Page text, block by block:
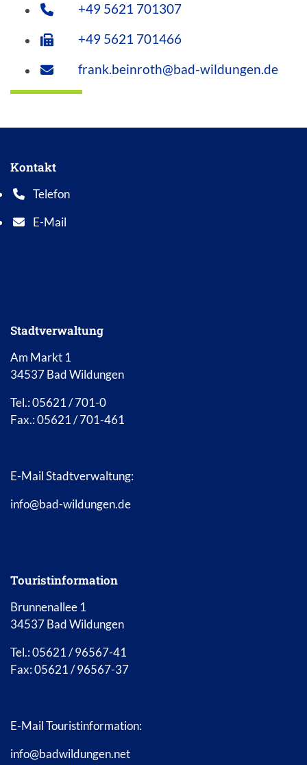
+49 5621 701307
+49 5621 701466
frank.beinroth@bad-wildungen.de
Kontakt
Telefon
Telefonnummer: 0 5 6 2 1 7 0 1 0
E-Mail
E-Mail Adresse: info@bad-wildungen.de
Stadtverwaltung
Am Markt 1
34537 Bad Wildungen
Tel.: 05621 / 701-0
Fax.: 05621 / 701-461
E-Mail Stadtverwaltung:
info@bad-wildungen.de
Touristinformation
Brunnenallee 1
34537 Bad Wildungen
Tel.: 05621 / 96567-41
Fax: 05621 / 96567-37
E-Mail Touristinformation:
info@badwildungen.net